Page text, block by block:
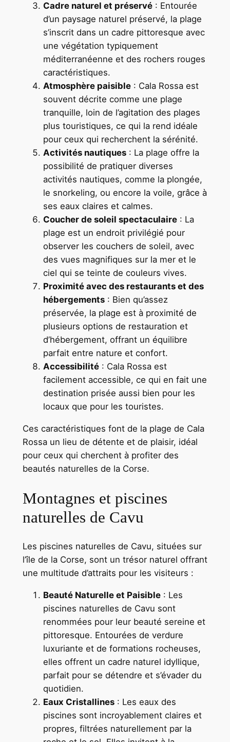
Cadre naturel et préservé: Entourée
d’un paysage naturel préservé, la plage
s’inscrit dans un cadre pittoresque avec
une végétation typiquement
méditerranéenne et des rochers rouges
caractéristiques.
Atmosphère paisible: Cala Rossa est
souvent décrite comme une plage
tranquille, loin de l’agitation des plages
plus touristiques, ce qui la rend idéale
pour ceux qui recherchent la sérénité.
Activités nautiques: La plage offre la
possibilité de pratiquer diverses
activités nautiques, comme la plongée,
le snorkeling, ou encore la voile, grâce à
ses eaux claires et calmes.
Coucher de soleil spectaculaire: La
plage est un endroit privilégié pour
observer les couchers de soleil, avec
des vues magnifiques sur la mer et le
ciel qui se teinte de couleurs vives.
Proximité avec des restaurants et des
hébergements: Bien qu’assez
préservée, la plage est à proximité de
plusieurs options de restauration et
d’hébergement, offrant un équilibre
parfait entre nature et confort.
Accessibilité: Cala Rossa est
facilement accessible, ce qui en fait une
destination prisée aussi bien pour les
locaux que pour les touristes.
Ces caractéristiques font de la plage de Cala
Rossa un lieu de détente et de plaisir, idéal
pour ceux qui cherchent à profiter des
beautés naturelles de la Corse.
Montagnes et piscines
naturelles de Cavu
Les piscines naturelles de Cavu, situées sur
l’île de la Corse, sont un trésor naturel offrant
une multitude d’attraits pour les visiteurs :
Beauté Naturelle et Paisible: Les
piscines naturelles de Cavu sont
renommées pour leur beauté sereine et
pittoresque. Entourées de verdure
luxuriante et de formations rocheuses,
elles offrent un cadre naturel idyllique,
parfait pour se détendre et s’évader du
quotidien.
Eaux Cristallines: Les eaux des
piscines sont incroyablement claires et
propres, filtrées naturellement par la